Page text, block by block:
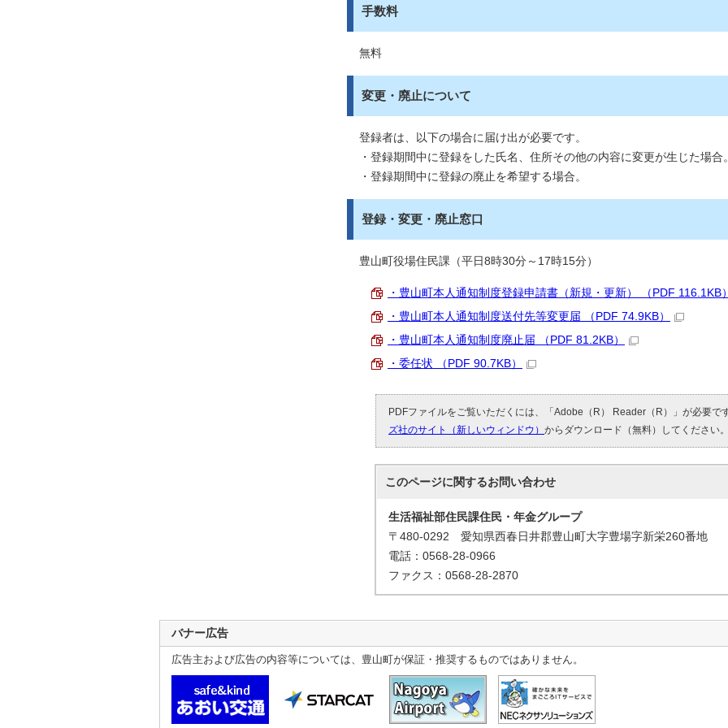
手数料
無料
変更・廃止について
登録者は、以下の場合に届け出が必要です。
・登録期間中に登録をした氏名、住所その他の内容に変更が生じた場合
・登録期間中に登録の廃止を希望する場合。
登録・変更・廃止窓口
豊山町役場住民課（平日8時30分～17時15分）
・豊山町本人通知制度登録申請書（新規・更新） （PDF 116.1KB
・豊山町本人通知制度送付先等変更届 （PDF 74.9KB）
・豊山町本人通知制度廃止届 （PDF 81.2KB）
・委任状 （PDF 90.7KB）
PDFファイルをご覧いただくには、「Adobe（R） Reader（R）」が必要で
ズ社のサイト（新しいウィンドウ） からダウンロード（無料）してください
このページに関するお問い合わせ
生活福祉部住民課住民・年金グループ
〒480-0292 愛知県西春日井郡豊山町大字豊場字新栄260番地
電話：0568-28-0966
ファクス：0568-28-2870
バナー広告
広告主および広告の内容等については、豊山町が保証・推奨するものではありません。